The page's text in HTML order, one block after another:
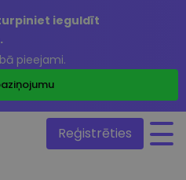
ieguldīt
pieejami.
Reģistrēties
/